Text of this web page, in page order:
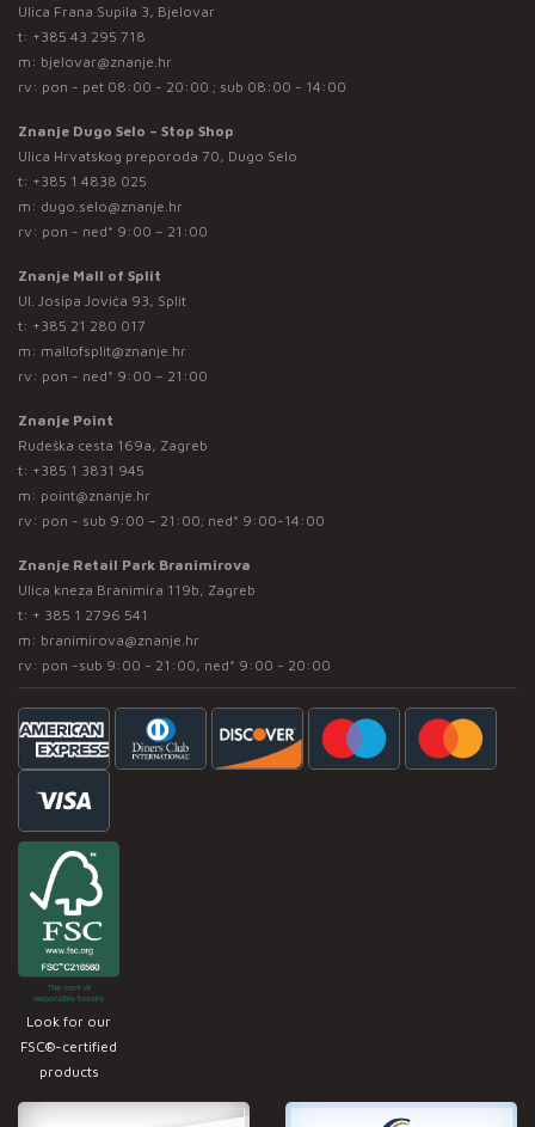
Ulica Frana Supila 3, Bjelovar
t: +385 43 295 718
m: bjelovar@znanje.hr
rv: pon - pet 08:00 - 20:00 ; sub 08:00 - 14:00
Znanje Dugo Selo – Stop Shop
Ulica Hrvatskog preporoda 70, Dugo Selo
t: +385 1 4838 025
m: dugo.selo@znanje.hr
rv: pon - ned* 9:00 – 21:00
Znanje Mall of Split
Ul. Josipa Jovića 93, Split
t: +385 21 280 017
m: mallofsplit@znanje.hr
rv: pon - ned* 9:00 – 21:00
Znanje Point
Rudeška cesta 169a, Zagreb
t: +385 1 3831 945
m: point@znanje.hr
rv: pon - sub 9:00 – 21:00; ned* 9:00-14:00
Znanje Retail Park Branimirova
Ulica kneza Branimira 119b, Zagreb
t: + 385 1 2796 541
m: branimirova@znanje.hr
rv: pon -sub 9:00 - 21:00, ned* 9:00 - 20:00
Look for our
FSC®-certified
products